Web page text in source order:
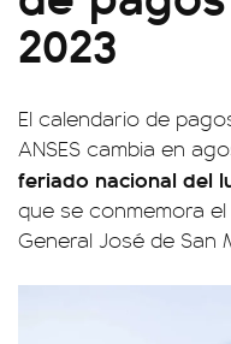
2023
El calendario de
ANSES cambia en
feriado nacional del
que se conmemora
General José de San